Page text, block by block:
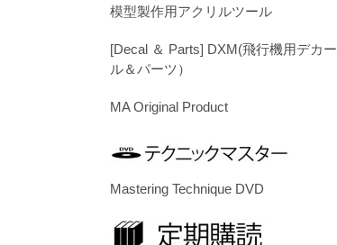
模型製作用アクリルツール
[Decal ＆ Parts] DXM(飛行機用デカー
ル＆パーツ）
MA Original Product
Mastering Technique DVD